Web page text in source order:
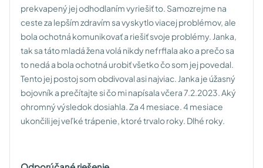
prekvapený jej odhodlaním vyriešiť to. Samozrejme na
ceste za lepším zdravím sa vyskytlo viacej problémov, ale
bola ochotná komunikovať a riešiť svoje problémy. Janka,
tak sa táto mladá žena volá nikdy nefrflala ako a prečo sa
to nedá a bola ochotná urobiť všetko čo som jej povedal.
Tento jej postoj som obdivoval asi najviac. Janka je úžasný
bojovník a prečítajte si čo mi napísala včera 7.2.2023. Aký
ohromný výsledok dosiahla. Za 4 mesiace. 4 mesiace
ukončili jej veľké trápenie, ktoré trvalo roky. Dlhé roky.